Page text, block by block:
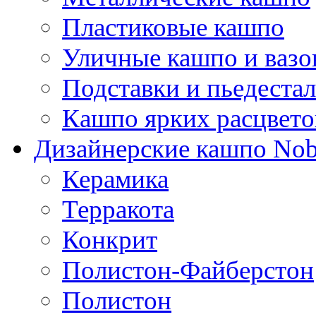
Пластиковые кашпо
Уличные кашпо и
Подставки и
Кашпо ярких
Дизайнерские кашпо
Керамика
Терракота
Конкрит
Полистон-Файберстон
Полистон